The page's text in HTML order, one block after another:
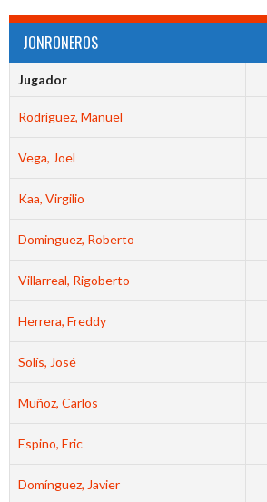
JONRONEROS
Jugador
Rodríguez, Manuel
Vega, Joel
Kaa, Virgilio
Dominguez, Roberto
Villarreal, Rigoberto
Herrera, Freddy
Solís, José
Muñoz, Carlos
Espino, Eric
Domínguez, Javier